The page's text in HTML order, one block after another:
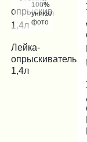
100%
уникальные
фото
КУПИТЬ В 1 КЛИК
Лейка-
опрыскиватель
1,4л